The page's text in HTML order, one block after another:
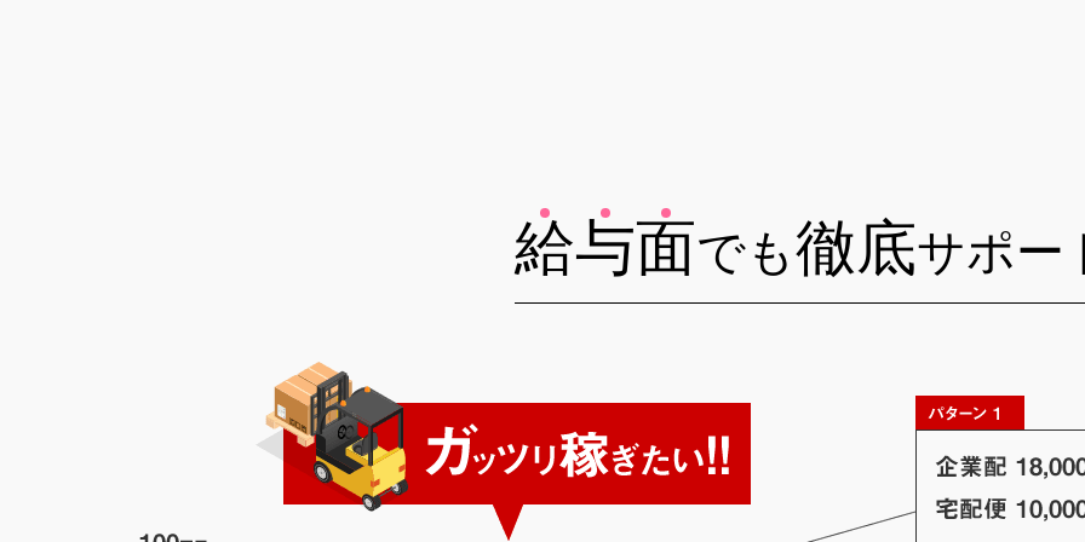
給与面でも徹底サポー